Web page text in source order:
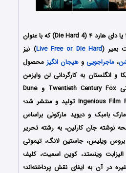
فیلم سینمایی جان سخت ۴ یا دای هارد ۴ (Die Hard 4) که با عنوان
بمیر (Live Free or Die Hard) نیز
، ماجراجویی و هیجان انگیز محصول
و انگلستان به کارگردانی لن وایزمن
است که توسط سه کمپانی Twentieth Century Fox و Dune
Entertainment و Ingenious Film Partners تولید و منتشر شد؛
مارک بامبک و دیوید مارکونی براساس
نوشته جان کارلین، به رشته تحریر
بروس ویلیس، جاستین لانگ، تیموتی
وینستد، کوین اسمیت، کلیف
در آن به ایفای نقش پرداخته‌اند؛